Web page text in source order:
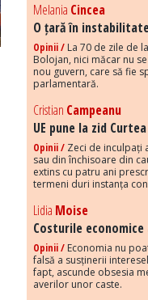
Melania Cincea
O țară în
Opinii / La 70 de zile de
Bolojan, nici măcar nu
nou guvern, care să fie
parlamentară.
Cristian Campeanu
UE pune la zid
Opinii / Zeci de inculpați
sau din închisoare din
extins cu patru ani
termeni duri instanța
Lidia Moise
Costurile
Opinii / Economia nu
falsă a susținerii
fapt, ascunde obsesia
averilor unor caste.